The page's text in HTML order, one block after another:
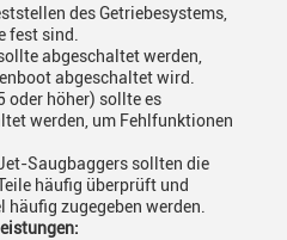
des Getriebesystems,
fest sind.
abgeschaltet werden,
abgeschaltet wird.
oder höher) sollte es
werden, um Fehlfunktionen
Saugbaggers sollten die
häufig überprüft und
zugegeben werden.